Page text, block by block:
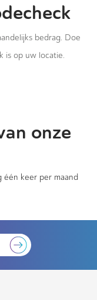
bedrag. Doe
is op uw locatie.
onze
keer per maand